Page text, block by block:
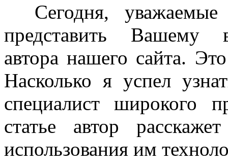
Сегодня, уважаемые
представить Вашему
автора нашего сайта.
Насколько я успел
специалист широкого
статье автор
использования им